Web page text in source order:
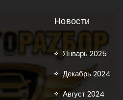
Новости
Январь 2025
Декабрь 2024
Август 2024